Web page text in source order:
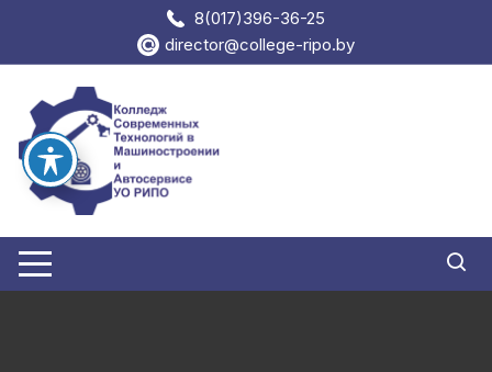
содержимому
8(017)396-36-25
director@college-ripo.by